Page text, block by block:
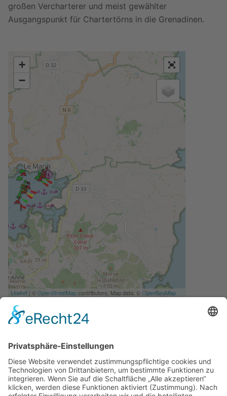
großen Vercharterer und meist gewählter
Ausgangspunkt für Chartertörns in die Grenadinen.
+
−
Leaflet | ©OpenStreetMapcontributors, Map data: ©OpenSeaMap
Port of Entry
Einkauf
Internet, Kommunikation